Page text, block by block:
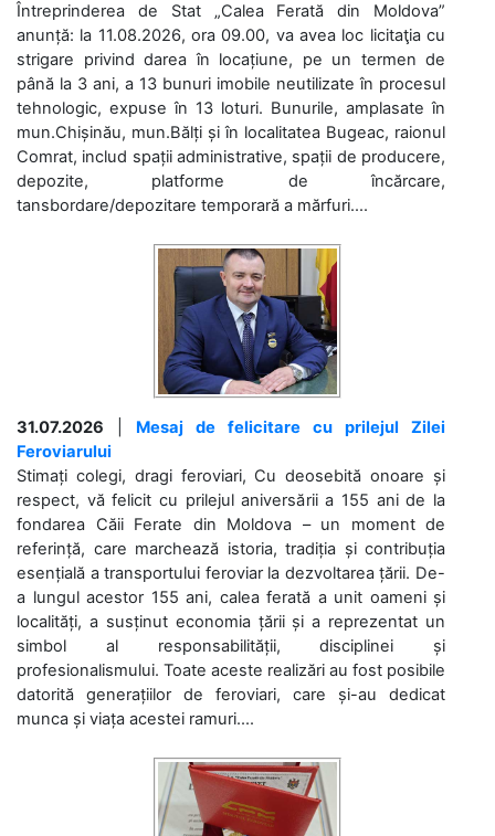
Întreprinderea de Stat „Calea Ferată din Moldova”
anunță: la 11.08.2026, ora 09.00, va avea loc licitaţia cu
strigare privind darea în locațiune, pe un termen de
până la 3 ani, a 13 bunuri imobile neutilizate în procesul
tehnologic, expuse în 13 loturi. Bunurile, amplasate în
mun.Chișinău, mun.Bălți și în localitatea Bugeac, raionul
Comrat, includ spații administrative, spații de producere,
depozite, platforme de încărcare,
tansbordare/depozitare temporară a mărfuri....
31.07.2026
Mesaj de felicitare cu prilejul Zilei
Feroviarului
Stimați colegi, dragi feroviari, Cu deosebită onoare și
respect, vă felicit cu prilejul aniversării a 155 ani de la
fondarea Căii Ferate din Moldova – un moment de
referință, care marchează istoria, tradiția și contribuția
esențială a transportului feroviar la dezvoltarea țării. De-
a lungul acestor 155 ani, calea ferată a unit oameni și
localități, a susținut economia țării și a reprezentat un
simbol al responsabilității, disciplinei și
profesionalismului. Toate aceste realizări au fost posibile
datorită generațiilor de feroviari, care și-au dedicat
munca și viața acestei ramuri....